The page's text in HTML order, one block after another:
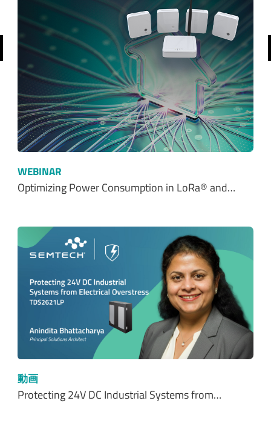
WEBINAR
Optimizing Power Consumption in LoRa® and…
動画
Protecting 24V DC Industrial Systems from…